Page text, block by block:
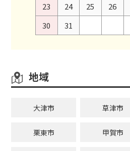
23
24 25 26
30
31
地域
大津市 草津市
栗東市 甲賀市